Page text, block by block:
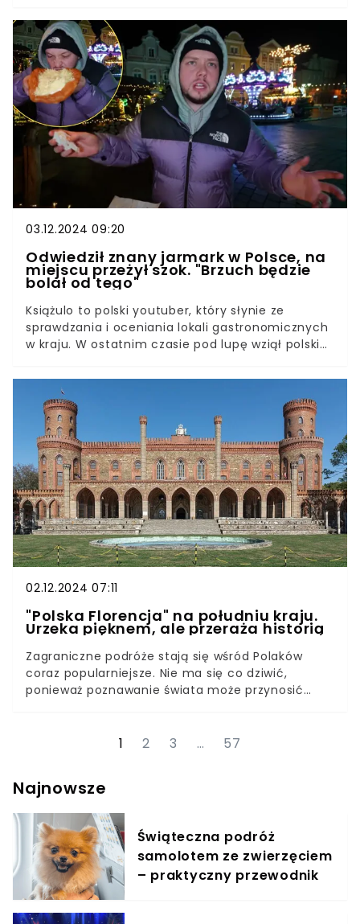
sobie wyglądała na dość trudną, to te
postanowiły ubrać nietypowe obuwie. Reakcja
niektórych internautów jest co najmniej
zaskakująca.
03.12.2024 09:20
Odwiedził znany jarmark w Polsce, na
miejscu przeżył szok. "Brzuch będzie
bolał od tego"
Książulo to polski youtuber, który słynie ze
sprawdzania i oceniania lokali gastronomicznych
w kraju. W ostatnim czasie pod lupę wziął polskie
jednym z nich mocno go zszokowało. - Po
zeszłorocznym festiwalu dziadostwa, skamu,
drożyzny i kiepścizny nie wiem czego się
spodziewać - powiedział na samym wstępie
nagrania. Szybko po tych słowach puściły mu
nerwy, gdy spróbował lokalnych przysmaków.
02.12.2024 07:11
"Polska Florencja" na południu kraju.
Urzeka pięknem, ale przeraża historią
Zagraniczne podróże stają się wśród Polaków
coraz popularniejsze. Nie ma się co dziwić,
ponieważ poznawanie świata może przynosić
które można odwiedzić. Jedna z nich jest
1 2 3 … 57
Najnowsze
Świąteczna podróż
samolotem ze zwierzęciem
– praktyczny przewodnik